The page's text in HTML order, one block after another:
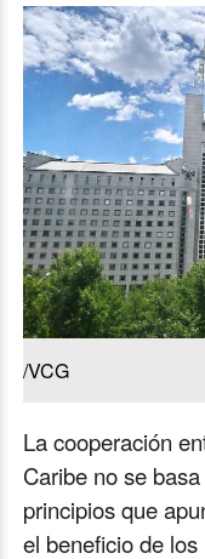
/VCG
La cooperación
Caribe no se
principios que
el beneficio de